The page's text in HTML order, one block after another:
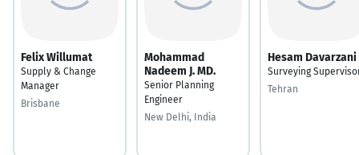
Felix Willumat
Supply & Change
Manager
Brisbane
Mohammad
Nadeem J. MD.
Senior Planning
Engineer
New Delhi, India
Hesam Davarzani
Surveying
Tehran